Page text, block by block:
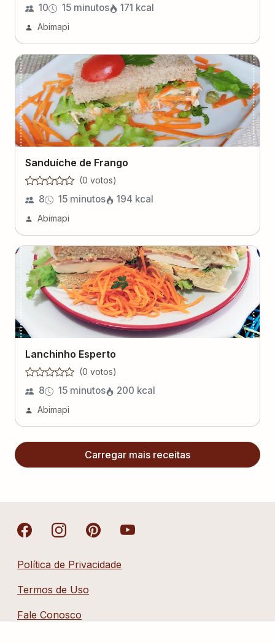
10 15 minutos 171 kcal
Abimapi
Sanduíche de Frango
(0 votos)
8 15 minutos 194 kcal
Abimapi
Lanchinho Esperto
(0 votos)
8 15 minutos 200 kcal
Abimapi
Carregar mais receitas
Política de Privacidade
Termos de Uso
Fale Conosco